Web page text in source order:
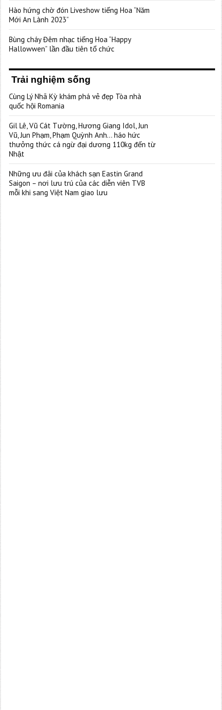
Hào hứng chờ đón Liveshow tiếng Hoa “Năm
Mới An Lành 2023”
Bùng cháy Đêm nhạc tiếng Hoa “Happy
Hallowwen” lần đầu tiên tổ chức
Trải nghiệm sống
Cùng Lý Nhã Kỳ khám phá vẻ đẹp Tòa nhà
quốc hội Romania
Gil Lê, Vũ Cát Tường, Hương Giang Idol, Jun
Vũ, Jun Phạm, Phạm Quỳnh Anh… háo hức
thưởng thức cá ngừ đại dương 110kg đến từ
Nhật
Những ưu đãi của khách sạn Eastin Grand
Saigon – nơi lưu trú của các diễn viên TVB
mỗi khi sang Việt Nam giao lưu